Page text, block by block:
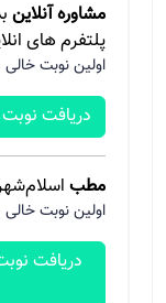
مشاوره آنلاین
پلتفرم های
اولین نوبت خالی
دریافت
مطب
اولین نوبت خالی
دریافت